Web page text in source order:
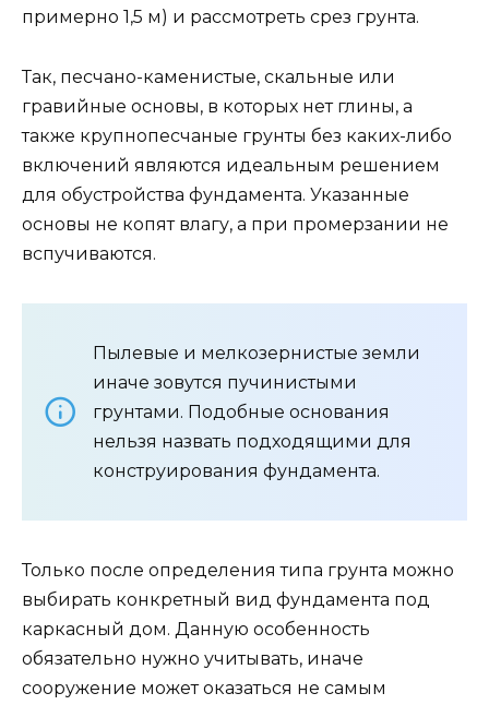
примерно 1,5 м) и рассмотреть срез грунта.
Так, песчано-каменистые, скальные или
гравийные основы, в которых нет глины, а
также крупнопесчаные грунты без каких-либо
включений являются идеальным решением
для обустройства фундамента. Указанные
основы не копят влагу, а при промерзании не
вспучиваются.
Пылевые и мелкозернистые земли
иначе зовутся пучинистыми
грунтами. Подобные основания
нельзя назвать подходящими для
конструирования фундамента.
Только после определения типа грунта можно
выбирать конкретный вид фундамента под
каркасный дом. Данную особенность
обязательно нужно учитывать, иначе
сооружение может оказаться не самым